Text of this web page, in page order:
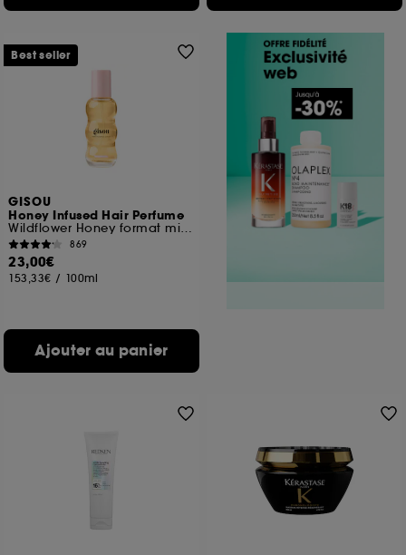
GISOU
Honey Infused Hair Perfume
Wildflower Honey format mini/voyage
869
23,00€
153,33€ / 100ml
Ajouter au panier
Best seller